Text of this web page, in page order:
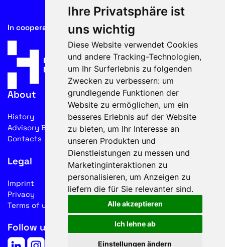
Ihre Privatsphäre ist
uns wichtig
Diese Website verwendet Cookies
und andere Tracking-Technologien,
um Ihr Surferlebnis zu folgenden
Zwecken zu verbessern: um
grundlegende Funktionen der
Website zu ermöglichen, um ein
besseres Erlebnis auf der Website
zu bieten, um Ihr Interesse an
unseren Produkten und
Dienstleistungen zu messen und
Marketinginteraktionen zu
personalisieren, um Anzeigen zu
liefern die für Sie relevanter sind.
Alle akzeptieren
Ich lehne ab
Einstellungen ändern
In cooperation with
About
History
Advisory Board
Contacts
Legal
Imprint
Privacy
Terms of use
Follow us on social media